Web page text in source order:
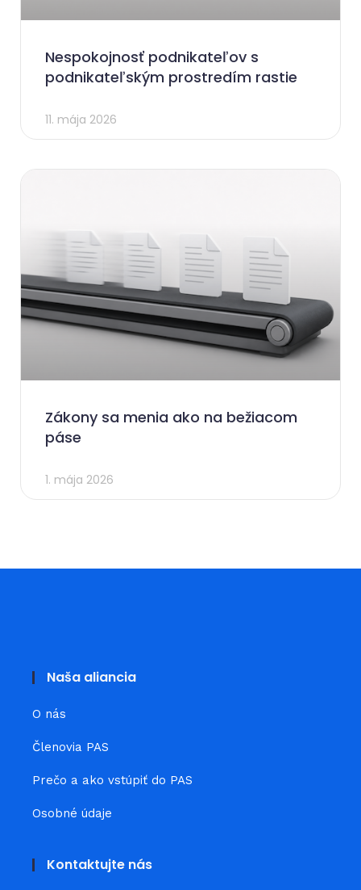
Nespokojnosť podnikateľov s
podnikateľským prostredím rastie
11. mája 2026
Zákony sa menia ako na bežiacom
páse
1. mája 2026
Naša aliancia
O nás
Členovia PAS
Prečo a ako vstúpiť do PAS
Osobné údaje
Kontaktujte nás